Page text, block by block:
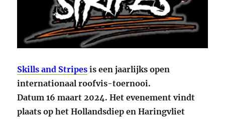
Skills and Stripes is een jaarlijks open
internationaal roofvis-toernooi.
Datum 16 maart 2024. Het evenement vindt
plaats op het Hollandsdiep en Haringvliet